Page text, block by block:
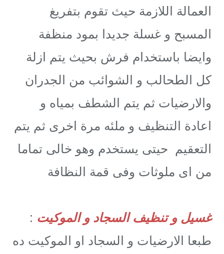
العمالة اللازمة حيث تقوم بتفريغ
المسبح و غسلة جديدا بمود منظفة
وايضا باستخدام فرش بحيث يتم ازلة
كل الطحالب و الشوائب من الجدران
والارضيات ثم يتم الشطف بمياه و
اعادة التنظيف و ملئه مرة اخرى ثم يتم
التعقيم حيتى يستخدم وهو خالى تماما
من اى ملوثات وفى قمة النظافة
غسيل و تنظيف السجاد و الموكيت :
طبعا الارضيات و السجاد او الموكيت ده